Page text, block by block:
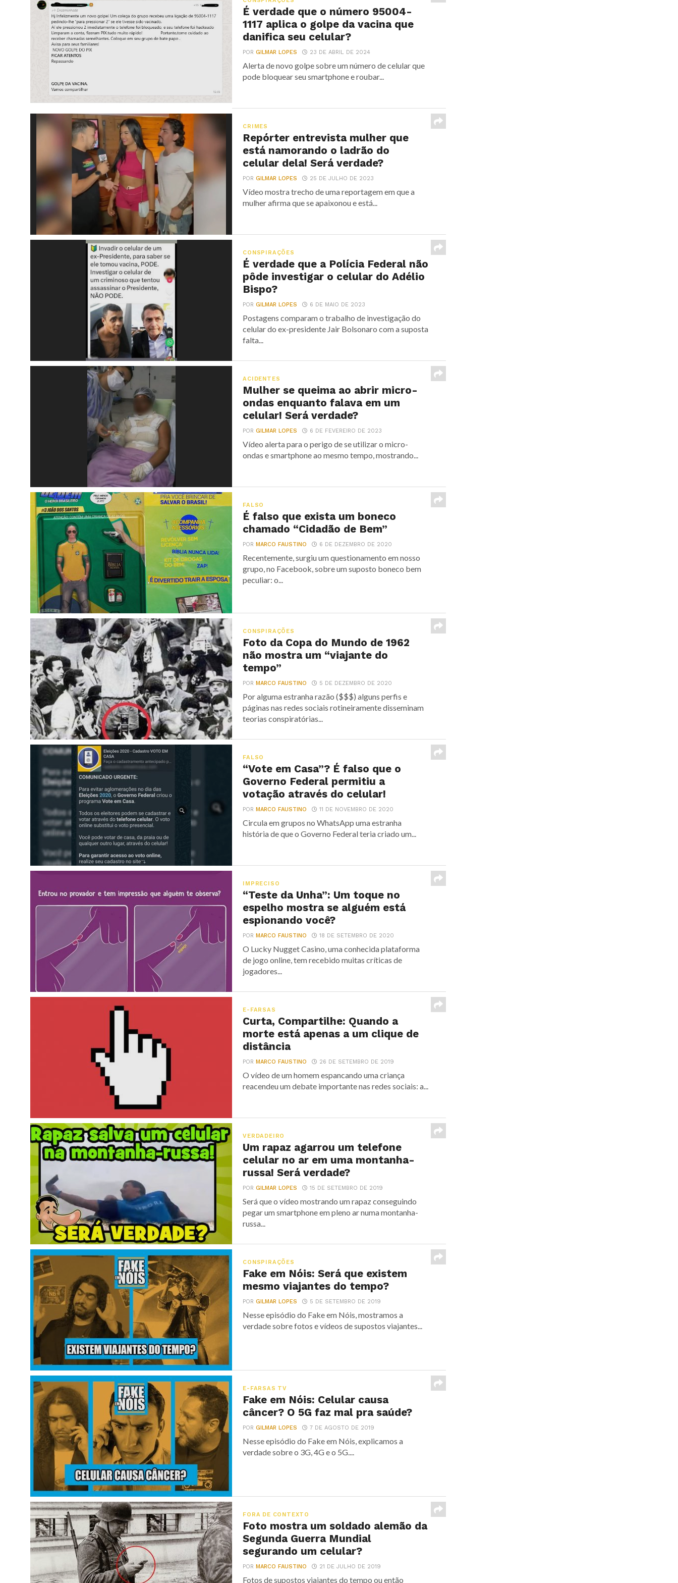
É verdade que o número 95004-
1117 aplica o golpe da vacina que
danifica seu celular?
PORGILMAR LOPES 23 DE ABRIL DE 2024
Alerta de novo golpe sobre um número de celular que
pode bloquear seu smartphone e roubar...
CRIMES
Repórter entrevista mulher que
está namorando o ladrão do
celular dela! Será verdade?
PORGILMAR LOPES 25 DE JULHO DE 2023
Vídeo mostra trecho de uma reportagem em que a
mulher afirma que se apaixonou e está...
CONSPIRAÇÕES
É verdade que a Polícia Federal não
pôde investigar o celular do Adélio
Bispo?
PORGILMAR LOPES 6 DE MAIO DE 2023
Postagens comparam o trabalho de investigação do
celular do ex-presidente Jair Bolsonaro com a suposta
falta...
ACIDENTES
Mulher se queima ao abrir micro-
ondas enquanto falava em um
celular! Será verdade?
PORGILMAR LOPES 6 DE FEVEREIRO DE 2023
Vídeo alerta para o perigo de se utilizar o micro-
ondas e smartphone ao mesmo tempo, mostrando...
FALSO
É falso que exista um boneco
chamado “Cidadão de Bem”
POR MARCO FAUSTINO 6 DE DEZEMBRO DE 2020
Recentemente, surgiu um questionamento em nosso
grupo, no Facebook, sobre um suposto boneco bem
peculiar: o...
CONSPIRAÇÕES
Foto da Copa do Mundo de 1962
não mostra um “viajante do
tempo”
POR MARCO FAUSTINO 5 DE DEZEMBRO DE 2020
Por alguma estranha razão ($$$) alguns perfis e
páginas nas redes sociais rotineiramente disseminam
teorias conspiratórias...
FALSO
“Vote em Casa”? É falso que o
Governo Federal permitiu a
votação através do celular!
POR MARCO FAUSTINO 11 DE NOVEMBRO DE 2020
Circula em grupos no WhatsApp uma estranha
história de que o Governo Federal teria criado um...
IMPRECISO
“Teste da Unha”: Um toque no
espelho mostra se alguém está
espionando você?
POR MARCO FAUSTINO 18 DE SETEMBRO DE 2020
O Lucky Nugget Casino, uma conhecida plataforma
de jogo online, tem recebido muitas críticas de
jogadores...
E-FARSAS
Curta, Compartilhe: Quando a
morte está apenas a um clique de
distância
POR MARCO FAUSTINO 26 DE SETEMBRO DE 2019
O vídeo de um homem espancando uma criança
reacendeu um debate importante nas redes sociais: a...
VERDADEIRO
Um rapaz agarrou um telefone
celular no ar em uma montanha-
russa! Será verdade?
PORGILMAR LOPES 15 DE SETEMBRO DE 2019
Será que o vídeo mostrando um rapaz conseguindo
pegar um smartphone em pleno ar numa montanha-
russa...
CONSPIRAÇÕES
Fake em Nóis: Será que existem
mesmo viajantes do tempo?
PORGILMAR LOPES 5 DE SETEMBRO DE 2019
Nesse episódio do Fake em Nóis, mostramos a
verdade sobre fotos e vídeos de supostos viajantes...
E-FARSAS TV
Fake em Nóis: Celular causa
câncer? O 5G faz mal pra saúde?
PORGILMAR LOPES 7 DE AGOSTO DE 2019
Nesse episódio do Fake em Nóis, explicamos a
verdade sobre o 3G, 4G e o 5G....
FORA DE CONTEXTO
Foto mostra um soldado alemão da
Segunda Guerra Mundial
segurando um celular?
POR MARCO FAUSTINO 21 DE JULHO DE 2019
Fotos de supostos viajantes do tempo ou então